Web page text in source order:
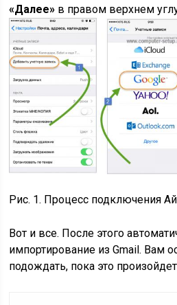
«Далее» в правом верхнем
Рис. 1. Процесс подключения
Вот и все. После этого
импортирование из Gmail. Вам
подождать, пока это